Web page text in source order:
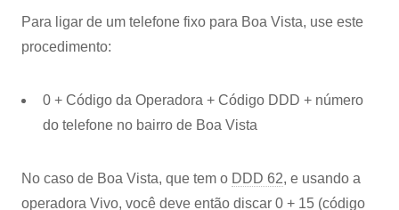
Para ligar de um telefone fixo para Boa Vista, use este
procedimento:
0 + Código da Operadora + Código DDD + número
do telefone no bairro de Boa Vista
No caso de Boa Vista, que tem o DDD 62, e usando a
operadora Vivo, você deve então discar 0 + 15 (código